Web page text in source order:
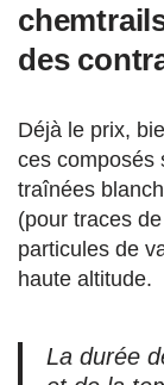
des
Déjà le prix,
ces composés
traînées
(pour traces
particules de
haute altitude.
La durée